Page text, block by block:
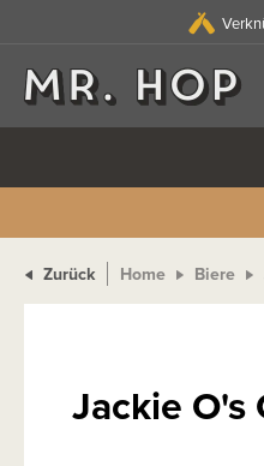
Zurück Home Biere
Jackie O's